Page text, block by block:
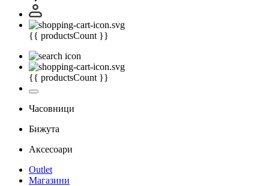
{{ productsCount }}
{{ productsCount }}
Часовници
Бижута
Аксесоари
Outlet
Магазини